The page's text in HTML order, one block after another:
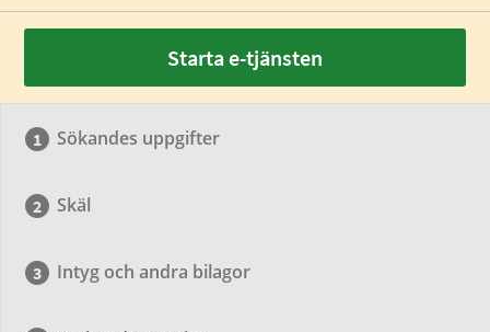
Starta e-tjänsten
Sökandes uppgifter
Skäl
Intyg och andra bilagor